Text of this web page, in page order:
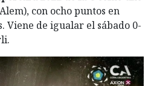
con ocho puntos en
Viene de igualar el sábado 0-